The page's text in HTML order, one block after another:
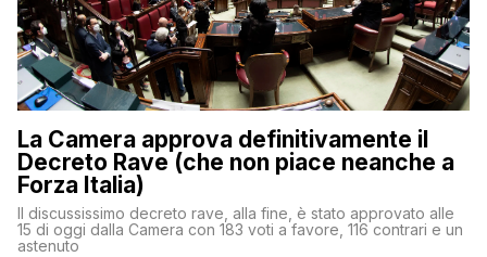
La Camera approva definitivamente il
Decreto Rave (che non piace neanche a
Forza Italia)
Il discussissimo decreto rave, alla fine, è stato approvato alle
15 di oggi dalla Camera con 183 voti a favore, 116 contrari e un
astenuto